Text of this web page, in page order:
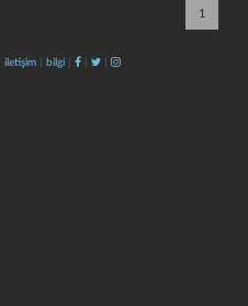
1
kaydet
iletişim| bilgi| | |